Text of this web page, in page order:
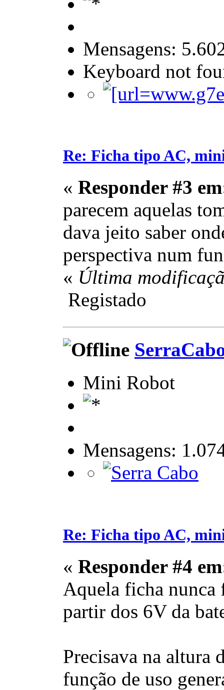
Mensagens:
Keyboard not
Re: Ficha tipo AC,
« Responder #3
parecem aquelas
dava jeito saber
perspectiva num
« Última
Registado
Mini Robot
Mensagens:
Re: Ficha tipo AC,
« Responder #4
Aquela ficha nunca
partir dos 6V da
Precisava na altura
função de uso